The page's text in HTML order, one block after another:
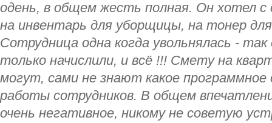
одень, в общем жесть полная. Он хотел с
на инвентарь для уборщицы, на тонер
Сотрудница одна когда увольнялась -
только начислили, и всё !!! Смету на
могут, сами не знают какое программное
работы сотрудников. В общем
очень негативное, никому не советую